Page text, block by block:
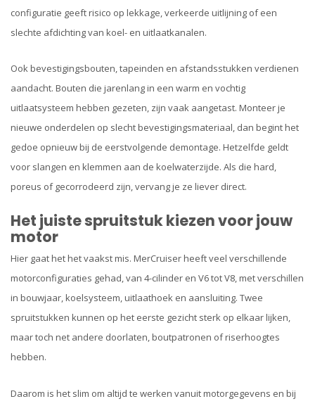
configuratie geeft risico op lekkage, verkeerde uitlijning of een
slechte afdichting van koel- en uitlaatkanalen.
Ook bevestigingsbouten, tapeinden en afstandsstukken verdienen
aandacht. Bouten die jarenlang in een warm en vochtig
uitlaatsysteem hebben gezeten, zijn vaak aangetast. Monteer je
nieuwe onderdelen op slecht bevestigingsmateriaal, dan begint het
gedoe opnieuw bij de eerstvolgende demontage. Hetzelfde geldt
voor slangen en klemmen aan de koelwaterzijde. Als die hard,
poreus of gecorrodeerd zijn, vervang je ze liever direct.
Het juiste spruitstuk kiezen voor jouw
motor
Hier gaat het het vaakst mis. MerCruiser heeft veel verschillende
motorconfiguraties gehad, van 4-cilinder en V6 tot V8, met verschillen
in bouwjaar, koelsysteem, uitlaathoek en aansluiting. Twee
spruitstukken kunnen op het eerste gezicht sterk op elkaar lijken,
maar toch net andere doorlaten, boutpatronen of riserhoogtes
hebben.
Daarom is het slim om altijd te werken vanuit motorgegevens en bij